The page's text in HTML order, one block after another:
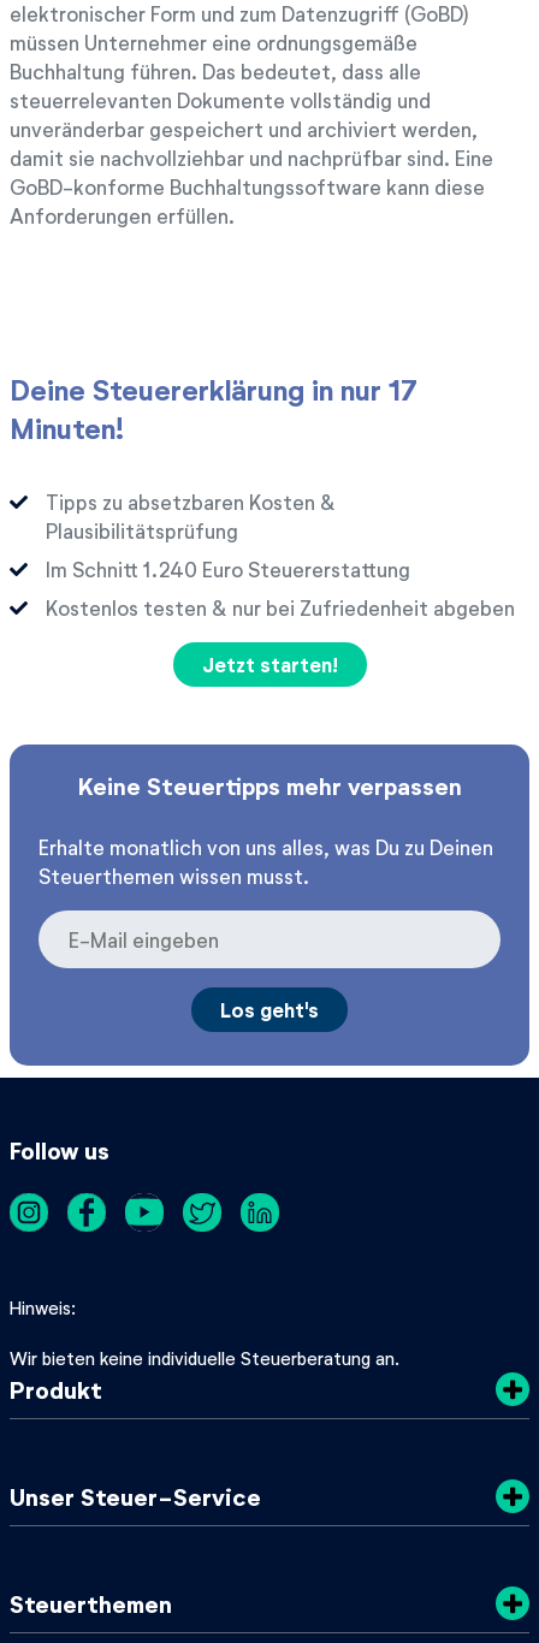
Deine Steuererklärung in nur 17
Minuten!
Tipps zu absetzbaren Kosten &
Plausibilitätsprüfung
Im Schnitt
Euro Steuererstattung
Kostenlos testen & nur bei Zufriedenheit abgeben
Jetzt starten!
Keine Steuertipps mehr verpassen
Erhalte monatlich von uns alles, was Du zu Deinen
Steuerthemen wissen musst.
elektronischer Form und zum Datenzugriff (GoBD)
müssen Unternehmer eine ordnungsgemäße
Buchhaltung führen. Das bedeutet, dass alle
steuerrelevanten Dokumente vollständig und
unveränderbar gespeichert und archiviert werden,
damit sie nachvollziehbar und nachprüfbar sind. Eine
GoBD-konforme Buchhaltungssoftware kann diese
Anforderungen erfüllen.
Follow us
Hinweis
Wir bieten keine individuelle Steuerberatung an.
Produkt
Unser Steuer-Service
Steuerthemen